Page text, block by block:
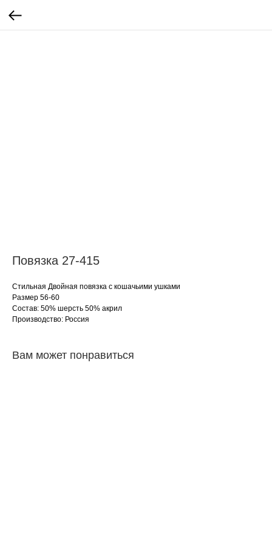
Повязка 27-415
Стильная Двойная повязка с кошачьими ушками
Размер 56-60
Состав: 50% шерсть 50% акрил
Производство: Россия
Вам может понравиться